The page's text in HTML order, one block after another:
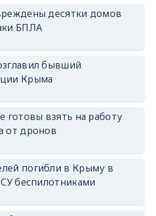
десятки домов
БПЛА
бывший
Крыма
готовы взять на работу
от дронов
погибли в Крыму в
беспилотниками